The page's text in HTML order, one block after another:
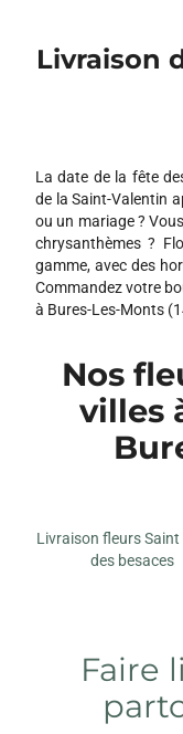
Livraison
La date de la fête
de la Saint-Valentin
ou un mariage ?
chrysanthèmes ?
gamme, avec des
Commandez votre
à Bures-Les-Monts
Nos
villes
Livraison fleurs
des besaces
Faire